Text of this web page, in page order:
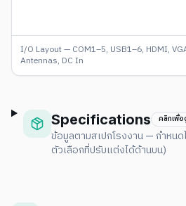
I/O Layout — COM1–5, USB1–6, HDMI,
Antennas, DC In
Specifications คลิกเพื่อ
ข้อมูลตามสเปกโรงงาน — กำหน
ตัวเลือกที่ปรับแต่งได้ด้านบน)